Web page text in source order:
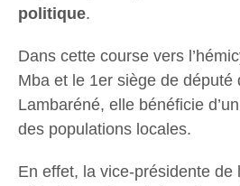
politique.
Dans cette course vers
Mba et le 1er siège de député
Lambaréné, elle bénéficie
des populations locales.
En effet, la vice-présidente de